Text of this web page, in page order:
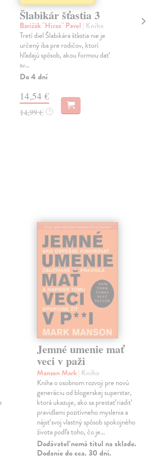
Šlabikár šťastia 3
Baričák "Hirax" Pavel | Kniha
Tretí diel Šlabikára šťastia nie je
určený iba pre rodičov, ktorí
hľadajú spôsob, akou formou dať
sv...
Do 4 dní
14,54 €
14,99 € ?
Jemné umenie mať
veci v paži
Manson Mark| Kniha
Kniha o osobnom rozvoji pre novú
generáciu od blogerskej superstar,
ktorá ukazuje, ako sa prestať riadiť
pravidlami pozitívneho myslenia a
nájsť svoj vlastný spôsob spokojného
života podľa toho, čo je…
Dodávateľ nemá titul na sklade.
Dodanie do cca. 30 dní.